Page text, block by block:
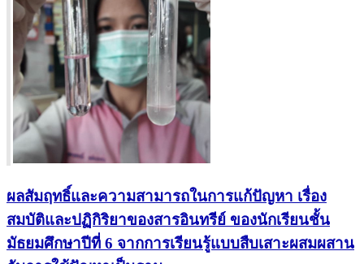
ผลสัมฤทธิ์และความสามารถในการแก้ปัญหา เรื่อง
สมบัติและปฏิกิริยาของสารอินทรีย์ ของนักเรียนชั้น
มัธยมศึกษาปีที่ 6 จากการเรียนรู้แบบสืบเสาะผสมผสาน